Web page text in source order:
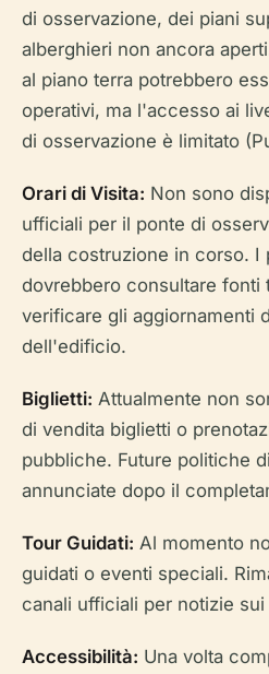
di osservazione, dei piani
alberghieri non ancora
al piano terra potrebbero
operativi, ma l'accesso ai
di osservazione è limitato
Orari di Visita: Non sono
ufficiali per il ponte di
della costruzione in corso. I
dovrebbero consultare fonti
verificare gli aggiornamenti
dell'edificio.
Biglietti: Attualmente non
di vendita biglietti o
pubbliche. Future politiche
annunciate dopo il
Tour Guidati: Al momento
guidati o eventi speciali.
canali ufficiali per notizie
Accessibilità: Una volta